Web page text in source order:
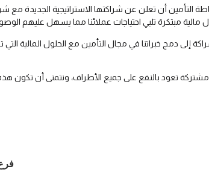
التأمين أن تعلن عن شراكتها الاستراتيجية الجديدة مع
مالية مبتكرة تلبي احتياجات عملائنا مما يسهل عليهم
إلى دمج خبراتنا في مجال التأمين مع الحلول المالية التي
مشتركة تعود بالنفع على جميع الأطراف، ونتمنى أن